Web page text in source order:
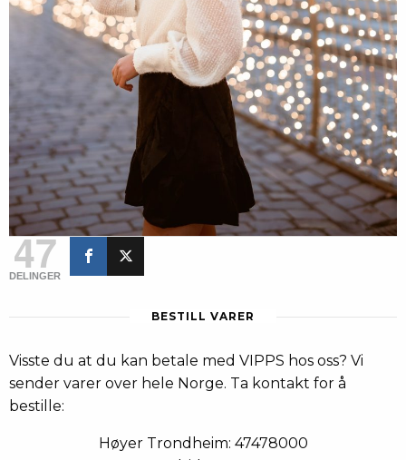
47
DELINGER
BESTILL VARER
Visste du at du kan betale med VIPPS hos oss? Vi
sender varer over hele Norge. Ta kontakt for å
bestille:
Høyer Trondheim: 47478000